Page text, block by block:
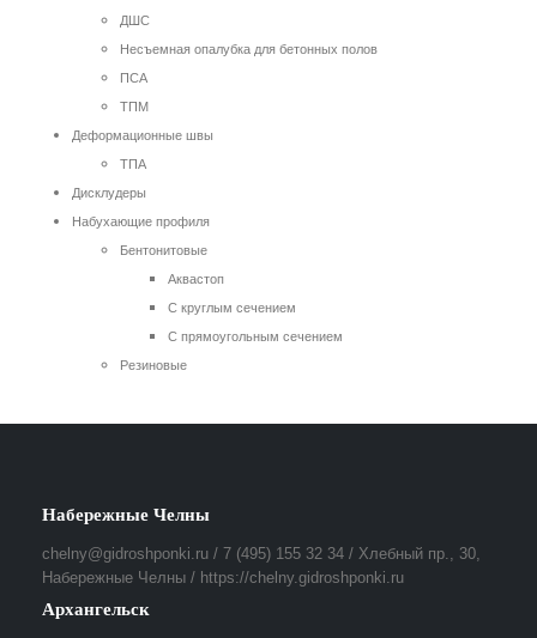
ДШС
Несъемная опалубка для бетонных полов
ПСА
ТПМ
Деформационные швы
ТПА
Дисклудеры
Набухающие профиля
Бентонитовые
Аквастоп
С круглым сечением
С прямоугольным сечением
Резиновые
Набережные Челны
chelny@gidroshponki.ru / 7 (495) 155 32 34 / Хлебный пр., 30,
Набережные Челны / https://chelny.gidroshponki.ru
Архангельск